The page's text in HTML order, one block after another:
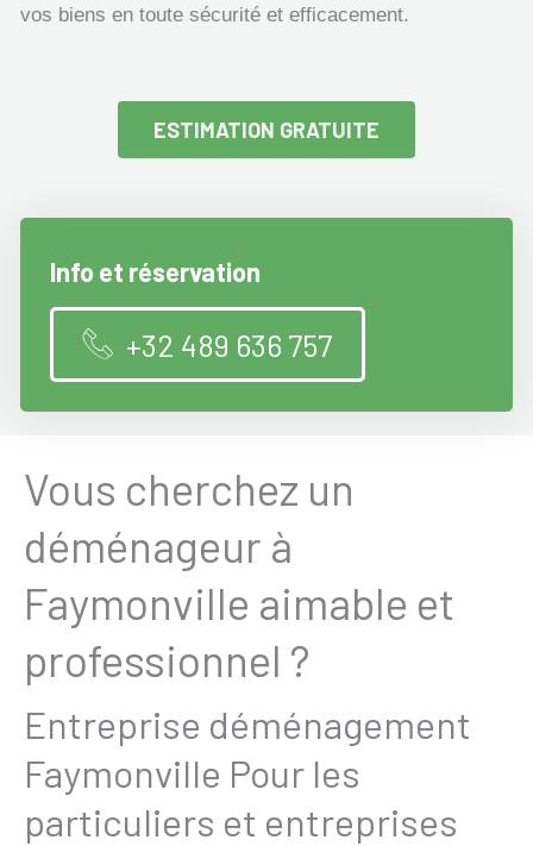
vos biens en toute sécurité et efficacement.
ESTIMATION GRATUITE
Info et réservation
+32 489 636 757
Vous cherchez un
déménageur à
Faymonville aimable et
professionnel ?
Entreprise déménagement
Faymonville Pour les
particuliers et entreprises